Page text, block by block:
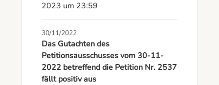
2023 um 23:59
30/11/2022
Das Gutachten des
Petitionsausschusses vom 30-11-
2022 betreffend die Petition Nr. 2537
fällt positiv aus